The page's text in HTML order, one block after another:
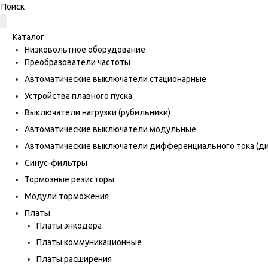
Каталог
Низковольтное оборудование
Преобразователи частоты
Автоматические выключатели стационарные
Устройства плавного пуска
Выключатели нагрузки (рубильники)
Автоматические выключатели модульные
Автоматические выключатели дифференциального тока
Синус-фильтры
Тормозные резисторы
Модули торможения
Платы
Платы энкодера
Платы коммуникационные
Платы расширения